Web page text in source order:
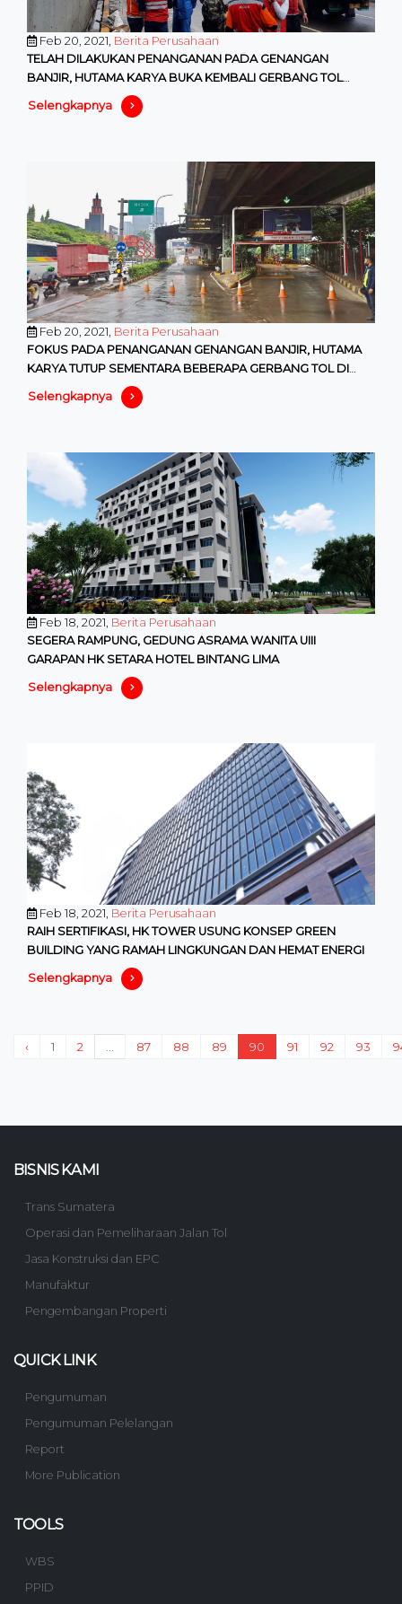
Feb 20, 2021, Berita Perusahaan
TELAH DILAKUKAN PENANGANAN PADA GENANGAN
BANJIR, HUTAMA KARYA BUKA KEMBALI GERBANG TOL
YANG DITUTUP SEMENTARA DI JORR-S
Selengkapnya
Feb 20, 2021, Berita Perusahaan
FOKUS PADA PENANGANAN GENANGAN BANJIR, HUTAMA
KARYA TUTUP SEMENTARA BEBERAPA GERBANG TOL DI
JORR-S DAN IMBAU PENGGUNA CA
Selengkapnya
Feb 18, 2021, Berita Perusahaan
SEGERA RAMPUNG, GEDUNG ASRAMA WANITA UIII
GARAPAN HK SETARA HOTEL BINTANG LIMA
Selengkapnya
Feb 18, 2021, Berita Perusahaan
RAIH SERTIFIKASI, HK TOWER USUNG KONSEP GREEN
BUILDING YANG RAMAH LINGKUNGAN DAN HEMAT ENERGI
Selengkapnya
‹ 1 2 87 88 89 90 91 92 93
BISNIS KAMI
Trans Sumatera
Operasi dan Pemeliharaan Jalan Tol
Jasa Konstruksi dan EPC
Manufaktur
Pengembangan Properti
QUICK LINK
Pengumuman
Pengumuman Pelelangan
Report
More Publication
TOOLS
WBS
PPID